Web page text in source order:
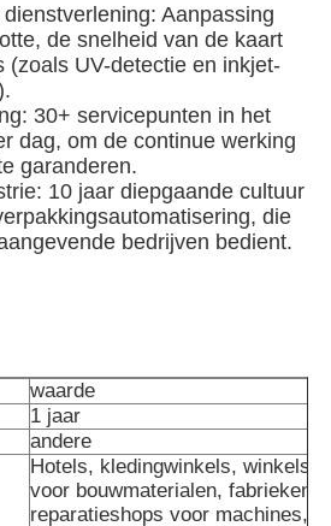
voor meerdere rijstroken
Machine
Aanpassing
de snelheid van de kaart
(zoals UV-detectie en inkjet-
30+ servicepunten in het
dag, om de continue werking
garanderen.
10 jaar diepgaande cultuur
die
bedrijven bedient.
waarde
1 jaar
andere
Hotels, kledingwinkels, winkels
voor bouwmaterialen, fabrieken,
reparatieshops voor machines,